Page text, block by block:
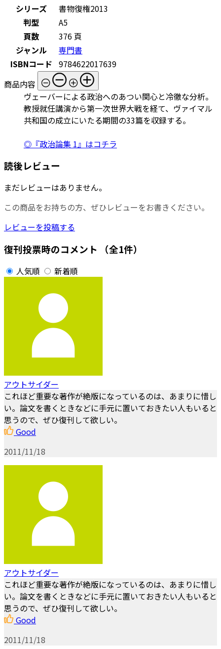
シリーズ
書物復権2013
判型
A5
頁数
376 頁
ジャンル
専門書
ISBNコード 9784622017639
商品内容
ヴェーバーによる政治へのあつい関心と冷徹な分析。
教授就任講演から第一次世界大戦を経て、ヴァイマル
共和国の成立にいたる期間の33篇を収録する。
◎『政治論集 1』はコチラ
読後レビュー
まだレビューはありません。
この商品をお持ちの方、ぜひレビューをお書きください。
レビューを投稿する
復刊投票時のコメント （全1件）
人気順 新着順
アウトサイダー
これほど重要な著作が絶版になっているのは、あまりに惜し
い。論文を書くときなどに手元に置いておきたい人もいると
思うので、ぜひ復刊して欲しい。
Good
2011/11/18
アウトサイダー
これほど重要な著作が絶版になっているのは、あまりに惜し
い。論文を書くときなどに手元に置いておきたい人もいると
思うので、ぜひ復刊して欲しい。
Good
2011/11/18